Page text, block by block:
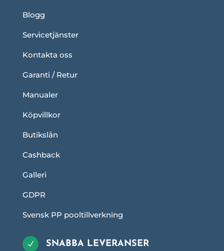
Blogg
Servicetjänster
Kontakta oss
Garanti / Retur
Manualer
Köpvillkor
Butikslån
Cashback
Galleri
GDPR
Svensk PP pooltillverkning
N SNABBA LEVERANSER